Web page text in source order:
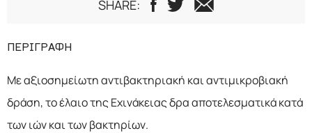
SHARE:
ΠΕΡΙΓΡΑΦΗ
Με αξιοσημείωτη αντιβακτηριακή και αντιμικροβιακή
δράση, το έλαιο της Εχινάκειας δρα αποτελεσματικά κατά
των ιών και των βακτηρίων.